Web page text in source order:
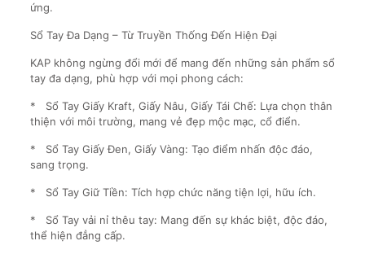
ứng.
Sổ Tay Đa Dạng – Từ Truyền Thống Đến Hiện Đại
KAP không ngừng đổi mới để mang đến những sản phẩm sổ
tay đa dạng, phù hợp với mọi phong cách:
* Sổ Tay Giấy Kraft, Giấy Nâu, Giấy Tái Chế: Lựa chọn thân
thiện với môi trường, mang vẻ đẹp mộc mạc, cổ điển.
* Sổ Tay Giấy Đen, Giấy Vàng: Tạo điểm nhấn độc đáo,
sang trọng.
* Sổ Tay Giữ Tiền: Tích hợp chức năng tiện lợi, hữu ích.
* Sổ Tay vải nỉ thêu tay: Mang đến sự khác biệt, độc đáo,
thể hiện đẳng cấp.